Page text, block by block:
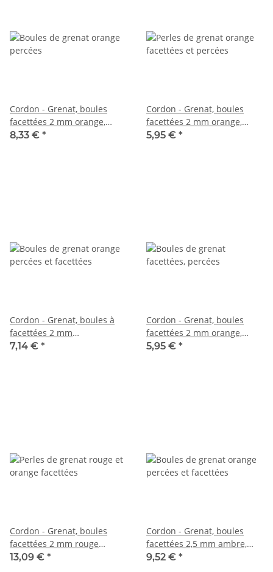
Cordon - Grenat, boules
facettées 2 mm orange,
longueur 39 cm /5455
8,33 € *
Cordon - Grenat, boules
facettées 2 mm orange,
longueur 39 cm /7738
5,95 € *
Cordon - Grenat, boules à
facettées 2 mm
orange/rouge, longueur 38,5
7,14 € *
Cordon - Grenat, boules
facettées 2 mm orange,
longueur 38,5 cm /6622
5,95 € *
Cordon - Grenat, boules
facettées 2 mm rouge
orange, longueur 39 cm
13,09 € *
Cordon - Grenat, boules
facettées 2,5 mm ambre,
longueur 39 cm /2075
9,52 € *